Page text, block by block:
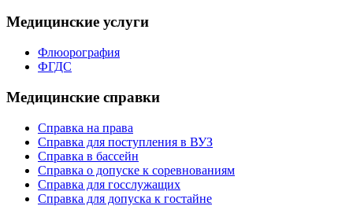
Медицинские услуги
Флюорография
ФГДС
Медицинские справки
Справка на права
Справка для поступления в ВУЗ
Справка в бассейн
Справка о допуске к соревнованиям
Справка для госслужащих
Справка для допуска к гостайне